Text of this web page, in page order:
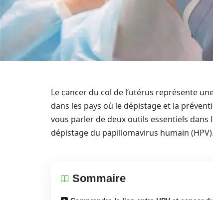
Le cancer du col de l’utérus représente
dans les pays où le dépistage et la
vous parler de deux outils essentiels
dépistage du papillomavirus humain (HPV).
Sommaire